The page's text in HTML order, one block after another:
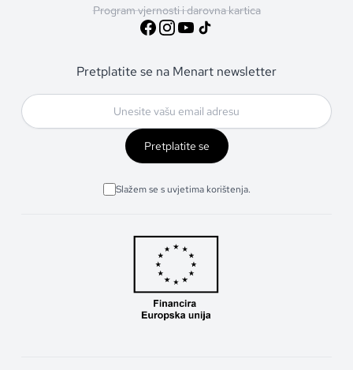
Program vjernosti i darovna kartica
Pretplatite se na Menart newsletter
Pretplatite se
Slažem se s uvjetima korištenja.